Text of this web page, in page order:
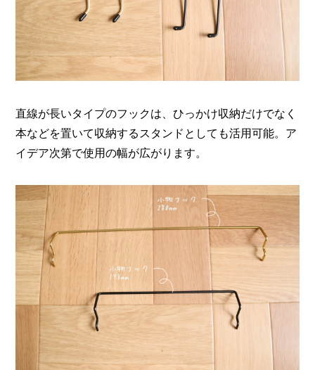
直線が長いタイプのフックは、ひっかけ収納だけでなく
本などを置いて収納するスタンドとしても活用可能。ア
イデア次第で使用の幅が広がります。